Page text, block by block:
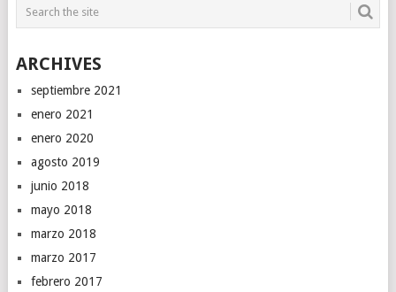
ARCHIVES
septiembre 2021
enero 2021
enero 2020
agosto 2019
junio 2018
mayo 2018
marzo 2018
marzo 2017
febrero 2017